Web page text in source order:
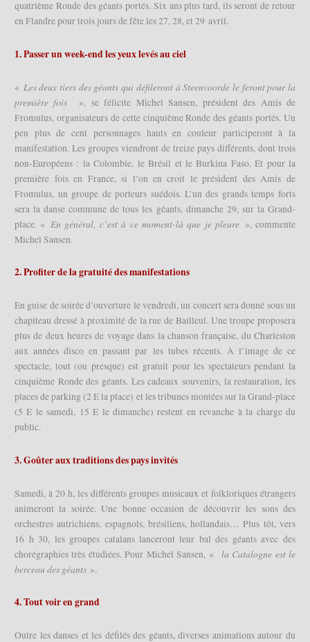
quatrième Ronde des géants portés. Six ans plus tard, ils seront de retour
en Flandre pour trois jours de fête les 27, 28, et 29 avril.
1. Passer un week-end les yeux levés au ciel
« Les deux tiers des géants qui défileront à Steenvoorde le feront pour la
première fois
», se félicite Michel Sansen, président des Amis de
Fromulus, organisateurs de cette cinquième Ronde des géants portés. Un
peu plus de cent personnages hauts en couleur participeront à la
manifestation. Les groupes viendront de treize pays différents, dont trois
non-Européens : la Colombie, le Brésil et le Burkina Faso. Et pour la
première fois en France, si l’on en croit le président des Amis de
Fromulus, un groupe de porteurs suédois. L’un des grands temps forts
sera la danse commune de tous les géants, dimanche 29, sur la Grand-
place. « En général, c’est à ce moment-là que je pleure », commente
Michel Sansen.
2. Profiter de la gratuité des manifestations
En guise de soirée d’ouverture le vendredi, un concert sera donné sous un
chapiteau dressé à proximité de la rue de Bailleul. Une troupe proposera
plus de deux heures de voyage dans la chanson française, du Charleston
aux années disco en passant par les tubes récents. À l’image de ce
spectacle, tout (ou presque) est gratuit pour les spectateurs pendant la
cinquième Ronde des géants. Les cadeaux souvenirs, la restauration, les
places de parking (2 E la place) et les tribunes montées sur la Grand-place
(5 E le samedi, 15 E le dimanche) restent en revanche à la charge du
public.
3. Goûter aux traditions des pays invités
Samedi, à 20 h, les différents groupes musicaux et folkloriques étrangers
animeront la soirée. Une bonne occasion de découvrir les sons des
orchestres autrichiens, espagnols, brésiliens, hollandais… Plus tôt, vers
16 h 30, les groupes catalans lanceront leur bal des géants avec des
chorégraphies très étudiées. Pour Michel Sansen, «
la Catalogne est le
berceau des géants ».
4. Tout voir en grand
Outre les danses et les défilés des géants, diverses animations autour du